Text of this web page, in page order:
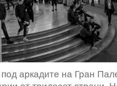
под аркадите на Гран